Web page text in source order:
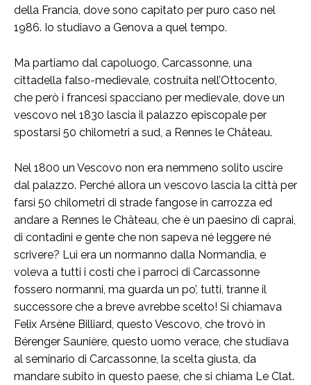
della Francia, dove sono capitato per puro caso nel
1986. Io studiavo a Genova a quel tempo.
Ma partiamo dal capoluogo, Carcassonne, una
cittadella falso-medievale, costruita nell’Ottocento,
che però i francesi spacciano per medievale, dove un
vescovo nel 1830 lascia il palazzo episcopale per
spostarsi 50 chilometri a sud, a Rennes le Château.
Nel 1800 un Vescovo non era nemmeno solito uscire
dal palazzo. Perché allora un vescovo lascia la città per
farsi 50 chilometri di strade fangose in carrozza ed
andare a Rennes le Château, che è un paesino di caprai,
di contadini e gente che non sapeva né leggere né
scrivere? Lui era un normanno dalla Normandia, e
voleva a tutti i costi che i parroci di Carcassonne
fossero normanni, ma guarda un po’, tutti, tranne il
successore che a breve avrebbe scelto! Si chiamava
Felix Arsène Billiard, questo Vescovo, che trovò in
Bérenger Saunière, questo uomo verace, che studiava
al seminario di Carcassonne, la scelta giusta, da
mandare subito in questo paese, che si chiama Le Clat.